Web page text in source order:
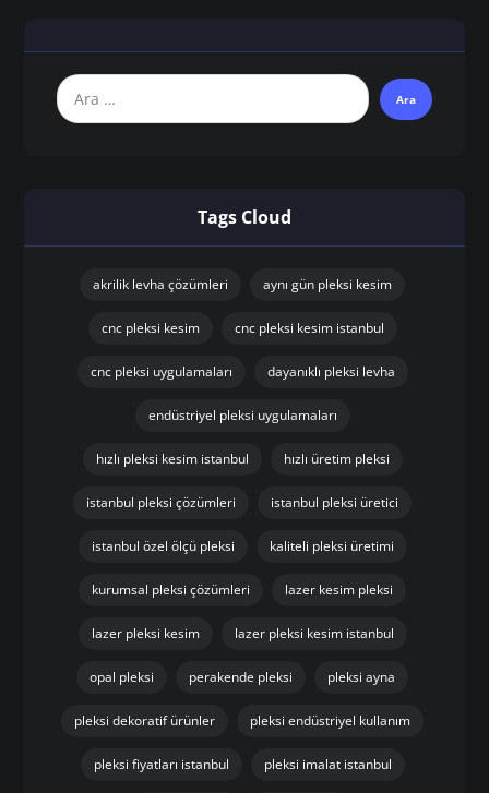
Tags Cloud
akrilik levha çözümleri aynı gün pleksi kesim
cnc pleksi kesim cnc pleksi kesim istanbul
cnc pleksi uygulamaları dayanıklı pleksi levha
endüstriyel pleksi uygulamaları
hızlı pleksi kesim istanbul hızlı üretim pleksi
istanbul pleksi çözümleri istanbul pleksi üretici
istanbul özel ölçü pleksi kaliteli pleksi üretimi
kurumsal pleksi çözümleri lazer kesim pleksi
lazer pleksi kesim lazer pleksi kesim istanbul
opal pleksi perakende pleksi pleksi ayna
pleksi dekoratif ürünler pleksi endüstriyel kullanım
pleksi fiyatları istanbul pleksi imalat istanbul